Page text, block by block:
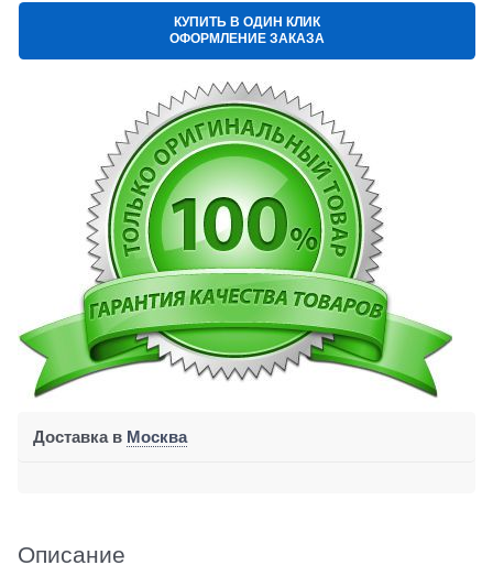
КУПИТЬ В ОДИН КЛИК
ОФОРМЛЕНИЕ ЗАКАЗА
Доставка в Москва
Описание